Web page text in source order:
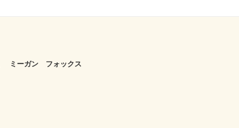
ミーガン フォックス